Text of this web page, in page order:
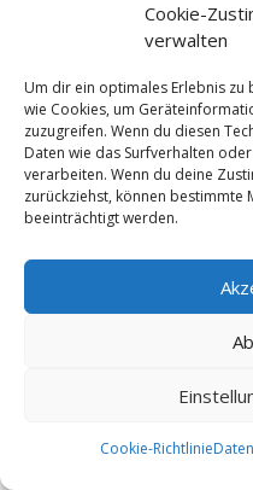
Cookie-
verwalten
Um dir ein optimales Erlebnis
wie Cookies, um
zuzugreifen. Wenn du diesen
Daten wie das Surfverhalten
verarbeiten. Wenn du deine
zurückziehst, können bestimmte
beeinträchtigt werden.
Cookie-Richtlinie
Konsistenz gewährleisten
visuelle Identität
Schreibe einen